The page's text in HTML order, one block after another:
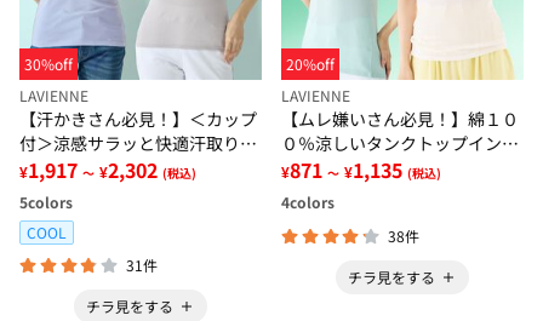
30%off
LAVIENNE
【汗かきさん必見！】＜カップ
付＞涼感サラッと快適汗取りタ
ンクトップインナー＜さらりラ
ボ＞
¥1,917 ～ ¥2,302 (税込)
5colors
COOL
31件
チラ見をする
20%off
LAVIENNE
【ムレ嫌いさん必見！】綿１０
０％涼しいタンクトップインナ
ー＜さらりラボ＞
¥871 ～ ¥1,135 (税込)
4colors
38件
チラ見をする